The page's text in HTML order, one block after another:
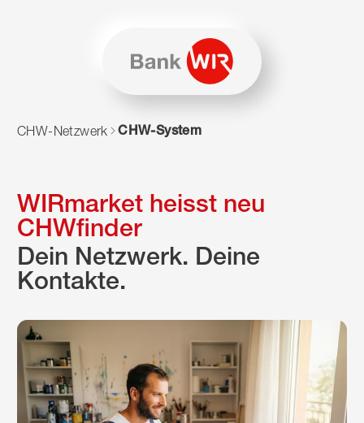
Zum Navigieren dieser Seite wird JavaScript benötigt.
CHW-Netzwerk CHW-System
WIRmarket heisst neu
CHWfinder
Dein Netzwerk. Deine
Kontakte.